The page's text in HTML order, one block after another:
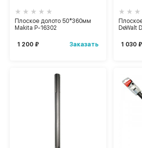
Плоское долото 50*360мм
Makita P-16302
1 200 ₽ Заказать
DeWalt
1 030 ₽